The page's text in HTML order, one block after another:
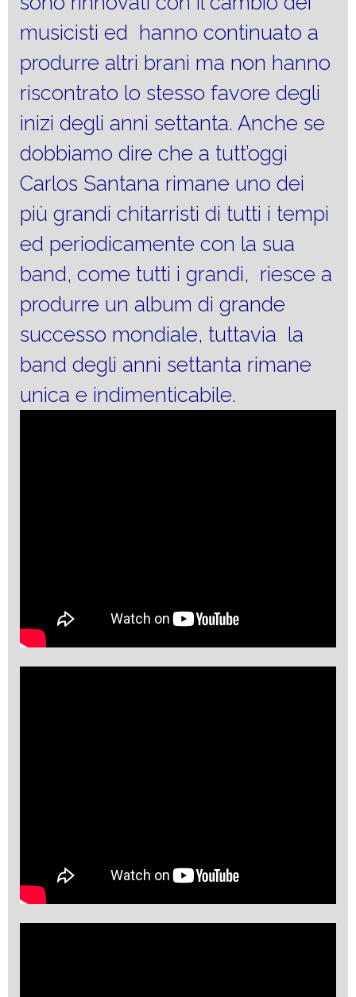
musicisti ed hanno continuato a
produrre altri brani ma non hanno
riscontrato lo stesso favore degli
inizi degli anni settanta. Anche se
dobbiamo dire che a tutt’oggi
Carlos Santana rimane uno dei
più grandi chitarristi di tutti i tempi
ed periodicamente con la sua
band, come tutti i grandi, riesce a
produrre un album di grande
successo mondiale, tuttavia la
band degli anni settanta rimane
unica e indimenticabile.